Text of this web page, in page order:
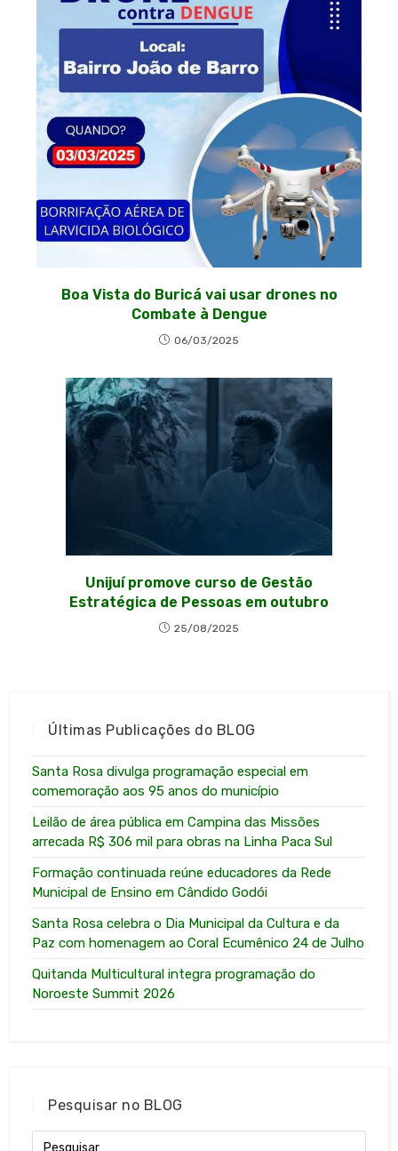
Boa Vista do Buricá vai usar drones no
Combate à Dengue
06/03/2025
Unijuí promove curso de Gestão
Estratégica de Pessoas em outubro
25/08/2025
Últimas Publicações do BLOG
Santa Rosa divulga programação especial em
comemoração aos 95 anos do município
Leilão de área pública em Campina das Missões
arrecada R$ 306 mil para obras na Linha Paca Sul
Formação continuada reúne educadores da Rede
Municipal de Ensino em Cândido Godói
Santa Rosa celebra o Dia Municipal da Cultura e da
Paz com homenagem ao Coral Ecumênico 24 de Julho
Quitanda Multicultural integra programação do
Noroeste Summit 2026
Pesquisar no BLOG